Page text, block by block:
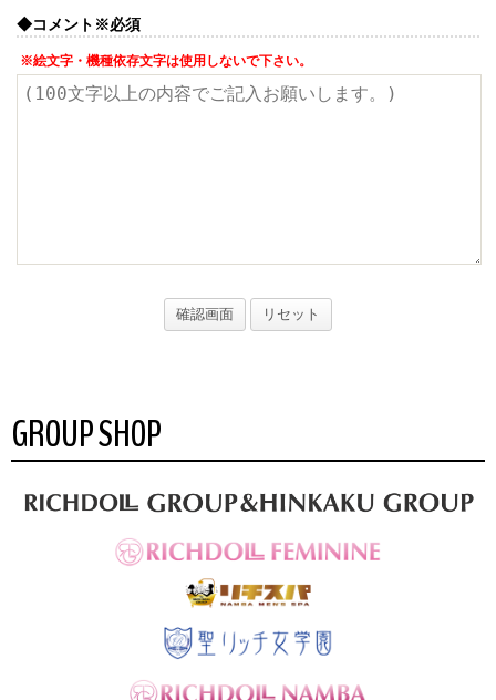
◆コメント ※必須
※絵文字・機種依存文字は使用しないで下さい。
GROUP SHOP